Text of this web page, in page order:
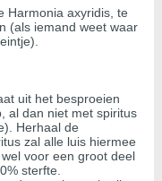
Harmonia axyridis, te
(als iemand weet waar
uit het besproeien
al dan niet met spiritus
Herhaal de
zal alle luis hiermee
voor een groot deel
sterfte.